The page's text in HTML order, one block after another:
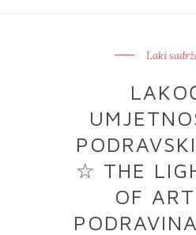
Laki
☆ THE
OF